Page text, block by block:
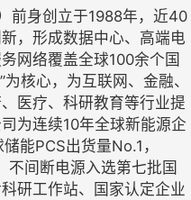
前身创立于1988年，近40
，形成数据中心、高端电
网络覆盖全球100余个国
核心，为互联网、金融、
医疗、科研教育等行业提
为连续10年全球新能源企
能PCS出货量No.1，
不间断电源入选第七批国
研工作站、国家认定企业